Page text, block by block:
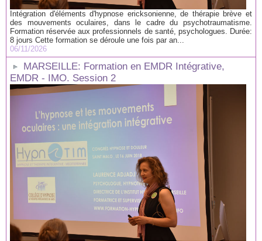
Intégration d'éléments d'hypnose ericksonienne, de thérapie brève et
des mouvements oculaires, dans le cadre du psychotraumatisme.
Formation réservée aux professionnels de santé, psychologues. Durée:
8 jours Cette formation se déroule une fois par an...
06/11/2026
MARSEILLE: Formation en EMDR Intégrative,
EMDR - IMO. Session 2